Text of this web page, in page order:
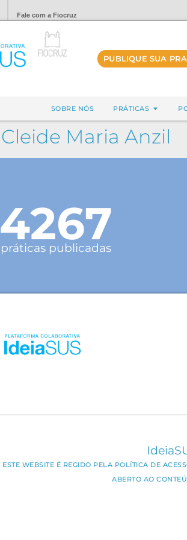
Fale com a Fiocruz
PUBLIQUE SUA
SOBRE NÓS PRÁTICAS
Cleide Maria Anzil
4267
práticas publicadas
ESTE WEBSITE É REGIDO PELA POLÍTICA DE
ABERTO AO